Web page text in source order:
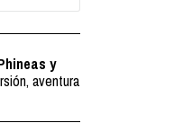
y
aventura